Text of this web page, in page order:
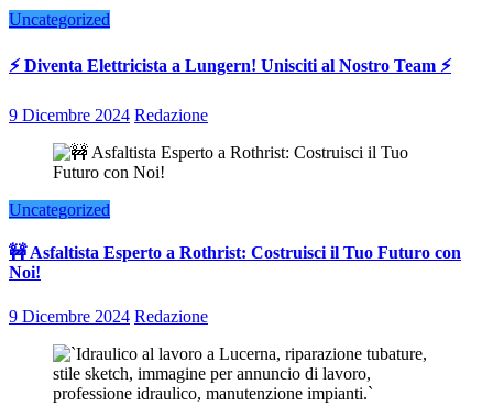
Uncategorized
⚡ Diventa Elettricista a Lungern! Unisciti al Nostro Team ⚡
9 Dicembre 2024 Redazione
Uncategorized
🚧 Asfaltista Esperto a Rothrist: Costruisci il Tuo Futuro con
Noi!
9 Dicembre 2024 Redazione